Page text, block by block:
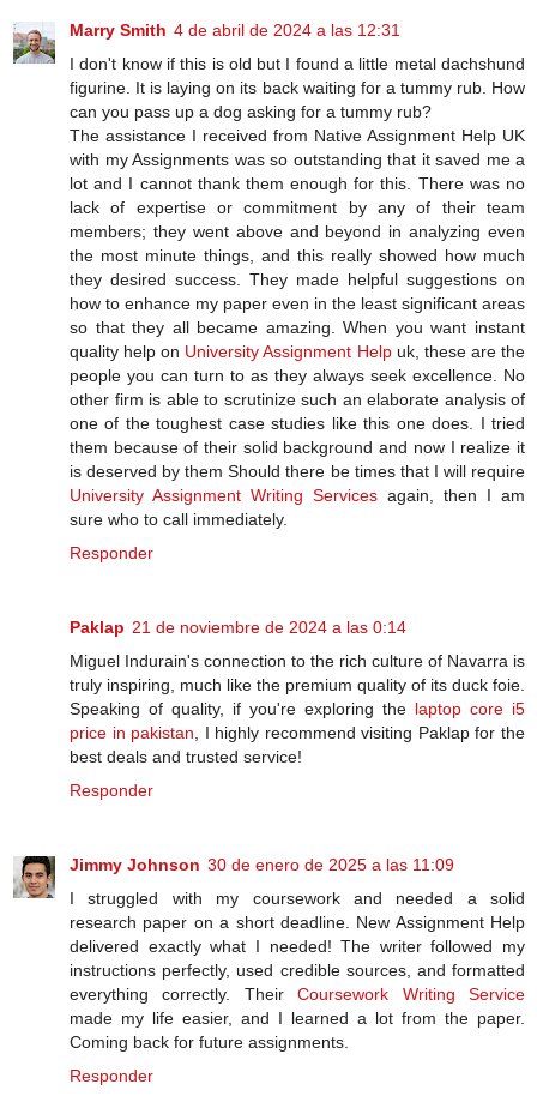
Marry Smith 4 de abril de 2024 a las 12:31
I don't know if this is old but I found a little metal dachshund
figurine. It is laying on its back waiting for a tummy rub. How
can you pass up a dog asking for a tummy rub?
The assistance I received from Native Assignment Help UK
with my Assignments was so outstanding that it saved me a
lot and I cannot thank them enough for this. There was no
lack of expertise or commitment by any of their team
members; they went above and beyond in analyzing even
the most minute things, and this really showed how much
they desired success. They made helpful suggestions on
how to enhance my paper even in the least significant areas
so that they all became amazing. When you want instant
quality help on University Assignment Helpuk, these are the
people you can turn to as they always seek excellence. No
other firm is able to scrutinize such an elaborate analysis of
one of the toughest case studies like this one does. I tried
them because of their solid background and now I realize it
is deserved by them Should there be times that I will require
University Assignment Writing Services again, then I am
sure who to call immediately.
Responder
Paklap 21 de noviembre de 2024 a las 0:14
Miguel Indurain's connection to the rich culture of Navarra is
truly inspiring, much like the premium quality of its duck foie.
Speaking of quality, if you're exploring the laptop core i5
price in pakistan , I highly recommend visiting Paklap for the
best deals and trusted service!
Responder
Jimmy Johnson 30 de enero de 2025 a las 11:09
I struggled with my coursework and needed a solid
research paper on a short deadline. New Assignment Help
delivered exactly what I needed! The writer followed my
instructions perfectly, used credible sources, and formatted
everything correctly. TheirCoursework Writing Service
made my life easier, and I learned a lot from the paper.
Coming back for future assignments.
Responder